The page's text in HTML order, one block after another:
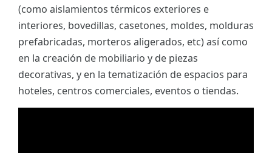
(como aislamientos térmicos exteriores e
interiores, bovedillas, casetones, moldes, molduras
prefabricadas, morteros aligerados, etc) así como
en la creación de mobiliario y de piezas
decorativas, y en la tematización de espacios para
hoteles, centros comerciales, eventos o tiendas.